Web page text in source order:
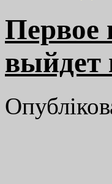
Первое
выйдет